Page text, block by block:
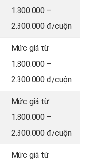
1.800.000 –
2.300.000 đ/cuộn
Mức giá từ
1.800.000 –
2.300.000 đ/cuộn
Mức giá từ
1.800.000 –
2.300.000 đ/cuộn
Mức giá từ